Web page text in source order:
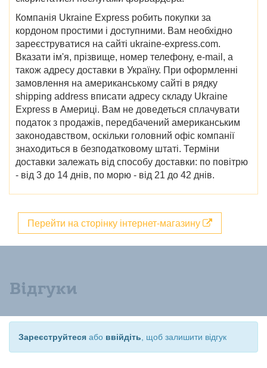
Компанія Ukraine Express робить покупки за
кордоном простими і доступними. Вам необхідно
зареєструватися на сайті ukraine-express.com.
Вказати ім'я, прізвище, номер телефону, e-mail, а
також адресу доставки в Україну. При оформленні
замовлення на американському сайті в рядку
shipping address вписати адресу складу Ukraine
Express в Америці. Вам не доведеться сплачувати
податок з продажів, передбачений американським
законодавством, оскільки головний офіс компанії
знаходиться в безподатковому штаті. Терміни
доставки залежать від способу доставки: по повітрю
- від 3 до 14 днів, по морю - від 21 до 42 днів.
Перейти на сторінку інтернет-магазину
Відгуки
Зареєструйтеся або ввійдіть , щоб залишити відгук